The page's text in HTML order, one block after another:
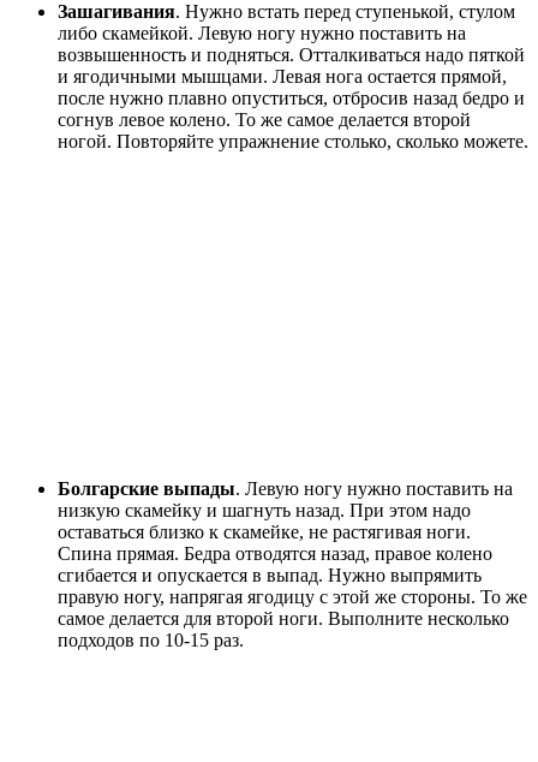
Зашагивания. Нужно встать перед ступенькой, стулом
либо скамейкой. Левую ногу нужно поставить на
возвышенность и подняться. Отталкиваться надо пяткой
и ягодичными мышцами. Левая нога остается прямой,
после нужно плавно опуститься, отбросив назад бедро и
согнув левое колено. То же самое делается второй
ногой. Повторяйте упражнение столько, сколько можете.
Болгарские выпады. Левую ногу нужно поставить на
низкую скамейку и шагнуть назад. При этом надо
оставаться близко к скамейке, не растягивая ноги.
Спина прямая. Бедра отводятся назад, правое колено
сгибается и опускается в выпад. Нужно выпрямить
правую ногу, напрягая ягодицу с этой же стороны. То же
самое делается для второй ноги. Выполните несколько
подходов по 10-15 раз.